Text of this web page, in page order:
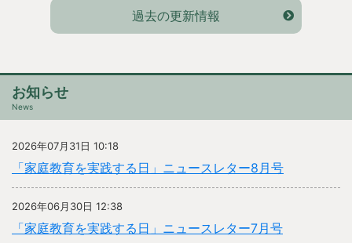
過去の更新情報
お知らせ
News
2026年07月31日 10:18
「家庭教育を実践する日」ニュースレター8月号
2026年06月30日 12:38
「家庭教育を実践する日」ニュースレター7月号